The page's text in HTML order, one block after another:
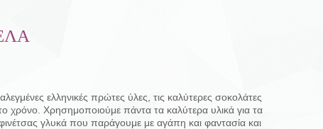
ελληνικές πρώτες ύλες, τις καλύτερες σοκολάτες
χρόνο. Χρησημοποιούμε πάντα τα καλύτερα υλικά για τα
γλυκά που παράγουμε με αγάπη και φαντασία και